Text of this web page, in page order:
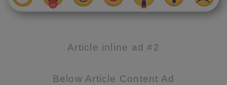
Article inline ad #2
Below Article Content Ad